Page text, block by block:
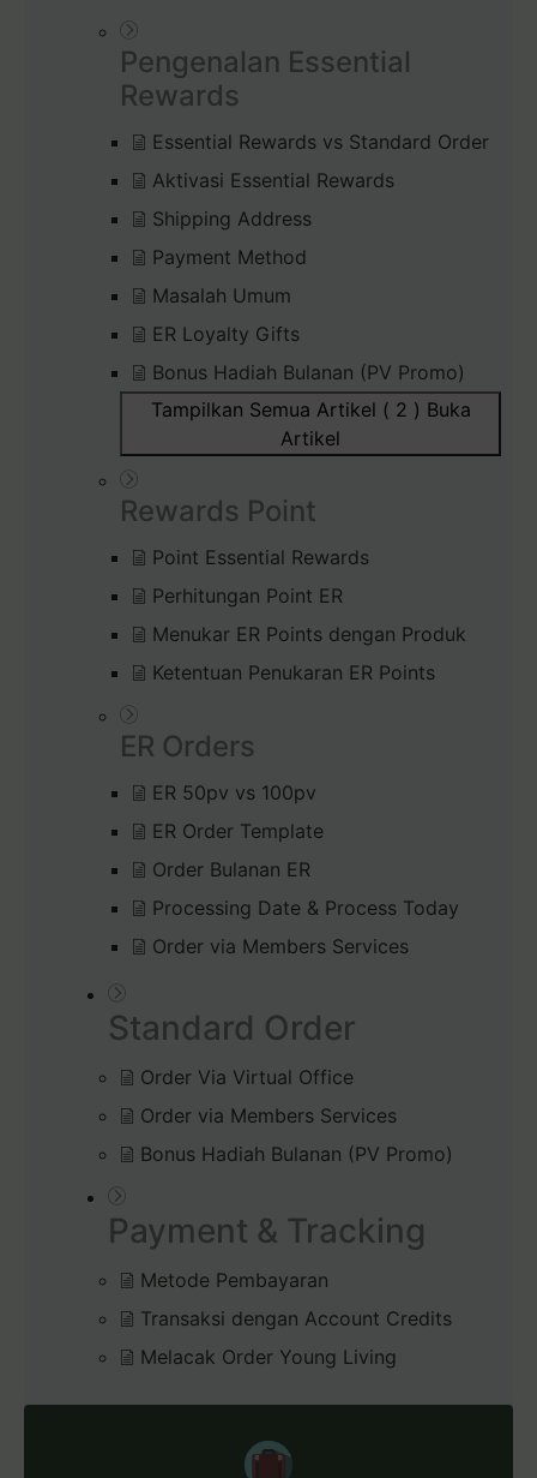
Pengenalan Essential
Rewards
Essential Rewards vs Standard Order
Aktivasi Essential Rewards
Shipping Address
Payment Method
Masalah Umum
ER Loyalty Gifts
Bonus Hadiah Bulanan (PV Promo)
Tampilkan Semua Artikel ( 2 ) Buka
Artikel
Rewards Point
Point Essential Rewards
Perhitungan Point ER
Menukar ER Points dengan Produk
Ketentuan Penukaran ER Points
ER Orders
ER 50pv vs 100pv
ER Order Template
Order Bulanan ER
Processing Date & Process Today
Order via Members Services
Standard Order
Order Via Virtual Office
Order via Members Services
Bonus Hadiah Bulanan (PV Promo)
Payment & Tracking
Metode Pembayaran
Transaksi dengan Account Credits
Melacak Order Young Living